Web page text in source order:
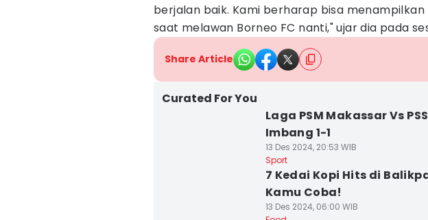
berjalan baik. Kami berharap bisa
saat melawan Borneo FC nanti," ujar dia pada
Share Article
Curated For You
Laga PSM Makassar Vs
Imbang 1-1
13 Des 2024, 20:53 WIB
Sport
7 Kedai Kopi Hits di
Kamu Coba!
13 Des 2024, 06:00 WIB